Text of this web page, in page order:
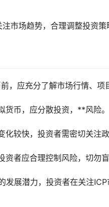
市场趋势，合理调整投资策
，应充分了解市场行情、项
币，应分散投资，**风险。
较快，投资者需密切关注
者应合理控制风险，切勿盲
发展潜力，投资者在关注